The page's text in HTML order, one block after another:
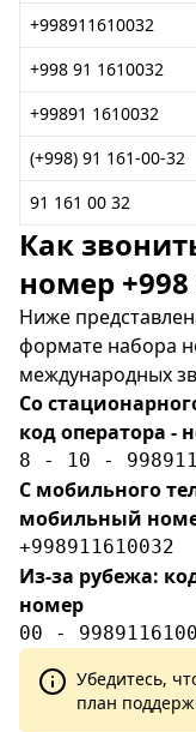
+998911610032
+998 91 1610032
+99891 1610032
(+998) 91 161-00-32
91 161 00 32
Как
номер +998
Ниже
формате набора
международных
Со
код оператора -
8 - 10 -
С мобильного
мобильный
+998911610032
Из-за рубежа:
номер
00 -
Убедитесь,
план